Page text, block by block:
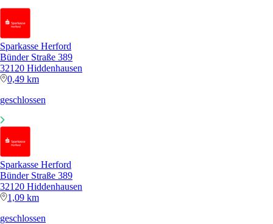
Sparkasse Herford
Bünder Straße 389
32120 Hiddenhausen
0,49 km
geschlossen
Sparkasse Herford
Bünder Straße 389
32120 Hiddenhausen
1,09 km
geschlossen